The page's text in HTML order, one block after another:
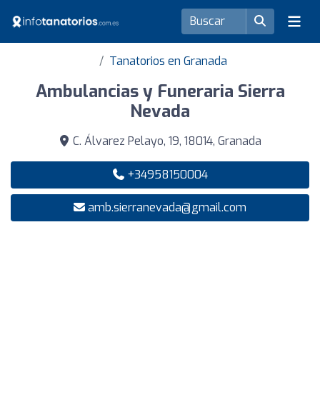
Tanatorios en Granada
Ambulancias y Funeraria Sierra
Nevada
C. Álvarez Pelayo, 19, 18014, Granada
+34958150004
amb.sierranevada@gmail.com